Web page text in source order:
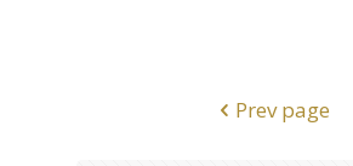
Prev page